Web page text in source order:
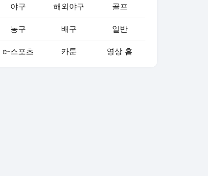
야구 해외야구 골프
농구 배구 일반
e-스포츠 카툰 영상 홈